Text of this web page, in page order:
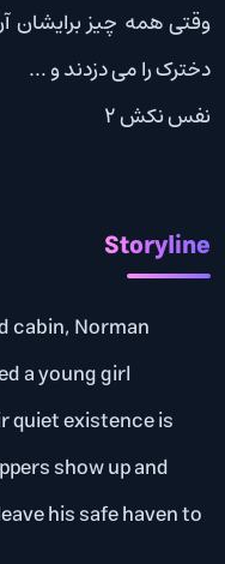
وقتی همه چیز برایشان
دخترک را می دزدند و …
نفس نکش 2
Storyline
cabin, Norman
a young girl
quiet existence is
show up and
his safe haven to